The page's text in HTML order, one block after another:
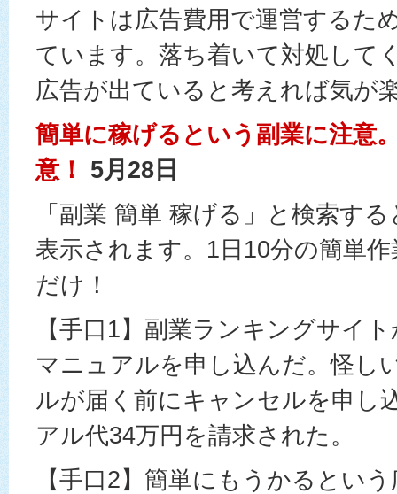
サイトは広告費用で運営するた
ています。落ち着いて対処して
広告が出ていると考えれば気が
簡単に稼げるという副業に注意
意！
5月28日
「副業 簡単 稼げる」と検索す
表示されます。1日10分の簡単
だけ！
【手口1】副業ランキングサイ
マニュアルを申し込んだ。怪し
ルが届く前にキャンセルを申し
アル代34万円を請求された。
【手口2】簡単にもうかるとい